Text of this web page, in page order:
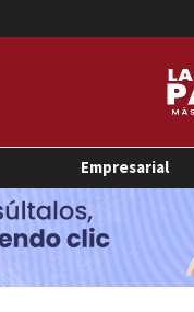
Empresarial